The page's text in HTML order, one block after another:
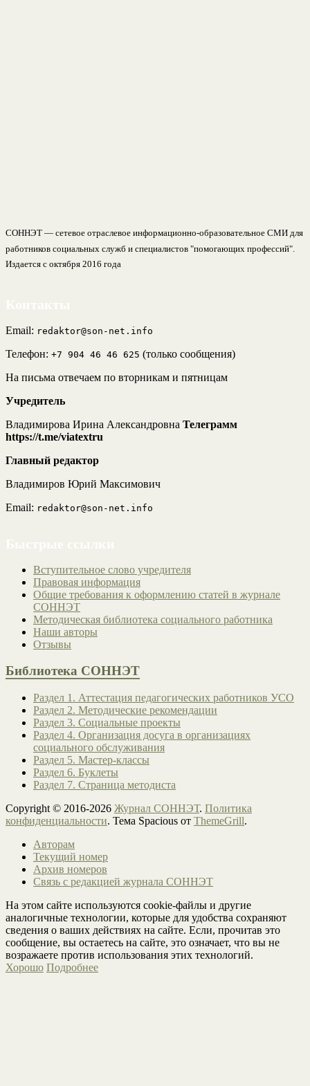
СОННЭТ — сетевое отраслевое информационно-образовательное СМИ для
работников социальных служб и специалистов "помогающих профессий".
Издается с октября 2016 года
Email: redaktor@son-net.info
Телефон: +7 904 46 46 625 (только сообщения)
На письма отвечаем по вторникам и пятницам
Учредитель
Владимирова Ирина Александровна Телеграмм
https://t.me/viatextru
Главный редактор
Владимиров Юрий Максимович
Email: redaktor@son-net.info
Вступительное слово учредителя
Правовая информация
Общие требования к оформлению статей в журнале
СОННЭТ
Методическая библиотека социального работника
Наши авторы
Отзывы
Библиотека СОННЭТ
Раздел 1. Аттестация педагогических работников УСО
Раздел 2. Методические рекомендации
Раздел 3. Социальные проекты
Раздел 4. Организация досуга в организациях
социального обслуживания
Раздел 5. Мастер-классы
Раздел 6. Буклеты
Раздел 7. Страница методиста
Copyright © 2016-2026 Журнал СОННЭТ. Политика
конфиденциальности. Тема Spacious от ThemeGrill.
Авторам
Текущий номер
Архив номеров
Связь с редакцией журнала СОННЭТ
На этом сайте используются cookie-файлы и другие
аналогичные технологии, которые для удобства сохраняют
сведения о ваших действиях на сайте. Если, прочитав это
сообщение, вы остаетесь на сайте, это означает, что вы не
возражаете против использования этих технологий.
Хорошо Подробнее